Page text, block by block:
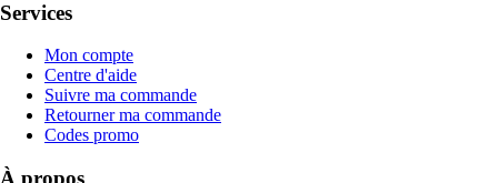
Services
Mon compte
Centre d'aide
Suivre ma commande
Retourner ma commande
Codes promo
À propos